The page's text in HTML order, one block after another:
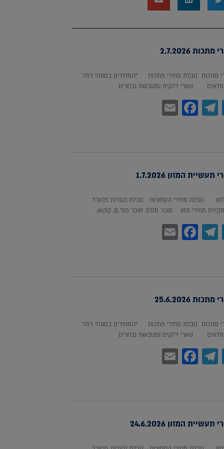
2.7.2026
מתכות טבלת מחירי מתכות *המחירים במונחי דולר
שערי דלקים ומטבעות נבחרים
Twitter
Telegram
Facebook
Email
המזון 1.7.2026
טבלת מחירי הסחורות טבלת נקודות פרוורד
מזון סוכר מס'5, סוכר מס' 11, קקאו,
Twitter
Telegram
Facebook
Email
25.6.2026
מתכות טבלת מחירי מתכות *המחירים במונחי דולר
שערי דלקים ומטבעות נבחרים
Twitter
Telegram
Facebook
Email
המזון 24.6.2026